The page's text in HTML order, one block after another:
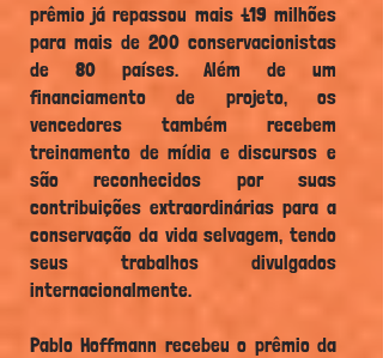
prêmio já repassou mais £19 milhões
para mais de 200 conservacionistas
de 80 países. Além de um
financiamento de projeto, os
vencedores também recebem
treinamento de mídia e discursos e
são reconhecidos por suas
contribuições extraordinárias para a
conservação da vida selvagem, tendo
seus trabalhos divulgados
internacionalmente.
Pablo Hoffmann recebeu o prêmio da